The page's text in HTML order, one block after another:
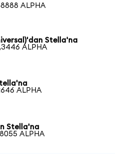
ALPHA
Stella'na
ALPHA
ALPHA
Stella'na
ALPHA